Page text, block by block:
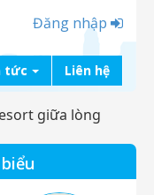
Đăng nhập
tức Liên hệ
giữa lòng